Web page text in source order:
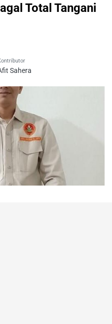
Total Tangani
Sahera